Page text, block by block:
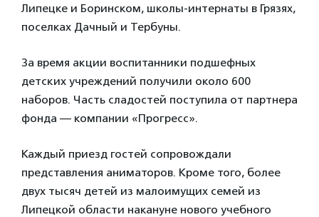
Липецке и Боринском, школы-интернаты в Грязях,
поселках Дачный и Тербуны.
За время акции воспитанники подшефных
детских учреждений получили около 600
наборов. Часть сладостей поступила от партнера
фонда — компании «Прогресс».
Каждый приезд гостей сопровождали
представления аниматоров. Кроме того, более
двух тысяч детей из малоимущих семей из
Липецкой области накануне нового учебного